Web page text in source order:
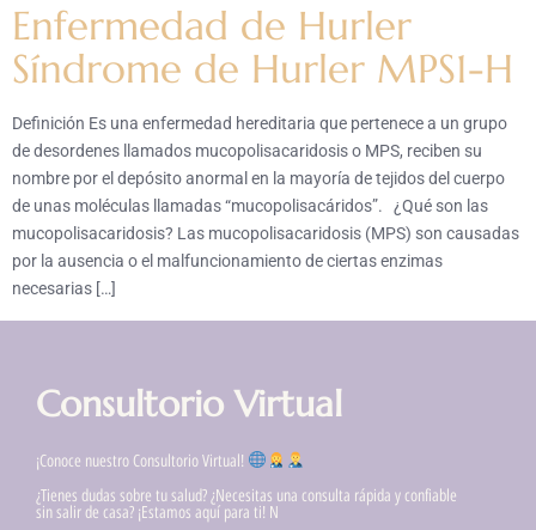
Enfermedad de Hurler
Síndrome de Hurler MPS1-H
Definición Es una enfermedad hereditaria que pertenece a un grupo
de desordenes llamados mucopolisacaridosis o MPS, reciben su
nombre por el depósito anormal en la mayoría de tejidos del cuerpo
de unas moléculas llamadas “mucopolisacáridos”. ¿Qué son las
mucopolisacaridosis? Las mucopolisacaridosis (MPS) son causadas
por la ausencia o el malfuncionamiento de ciertas enzimas
necesarias […]
Consultorio Virtual
¡Conoce nuestro Consultorio Virtual!
¿Tienes dudas sobre tu salud? ¿Necesitas una consulta rápida y confiable
sin salir de casa? ¡Estamos aquí para ti! N